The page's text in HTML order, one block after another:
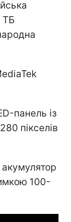
ТБ
панель із
пікселів
100-